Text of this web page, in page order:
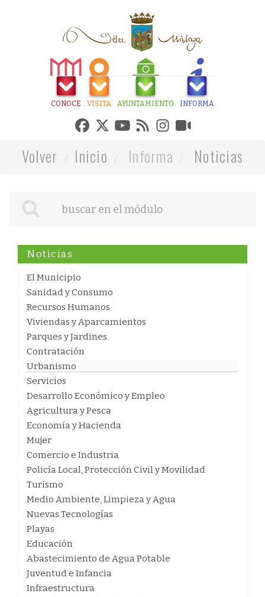
CONOCE VISITA AYUNTAMIENTO INFORMA
Volver Inicio Informa Noticias
Noticias
El Municipio
Sanidad y Consumo
Recursos Humanos
Viviendas y Aparcamientos
Parques y Jardines
Contratación
Urbanismo
Servicios
Desarrollo Económico y Empleo
Agricultura y Pesca
Economía y Hacienda
Mujer
Comercio e Industria
Policía Local, Protección Civil y Movilidad
Turismo
Medio Ambiente, Limpieza y Agua
Nuevas Tecnologías
Playas
Educación
Abastecimiento de Agua Potable
Juventud e Infancia
Infraestructura